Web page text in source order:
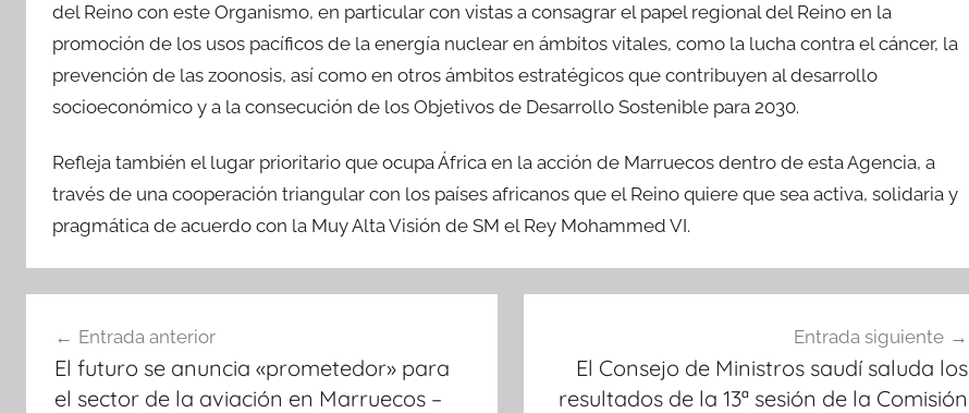
del Reino con este Organismo, en particular con vistas a consagrar el papel regional del Reino en la
promoción de los usos pacíficos de la energía nuclear en ámbitos vitales, como la lucha contra el cáncer, la
prevención de las zoonosis, así como en otros ámbitos estratégicos que contribuyen al desarrollo
socioeconómico y a la consecución de los Objetivos de Desarrollo Sostenible para 2030.
Refleja también el lugar prioritario que ocupa África en la acción de Marruecos dentro de esta Agencia, a
través de una cooperación triangular con los países africanos que el Reino quiere que sea activa, solidaria y
pragmática de acuerdo con la Muy Alta Visión de SM el Rey Mohammed VI.
de
entradas
Entrada anterior
El futuro se anuncia «prometedor» para
el sector de la aviación en Marruecos –
Entrada siguiente
El Consejo de Ministros saudí saluda los
resultados de la 13ª sesión de la Comisión